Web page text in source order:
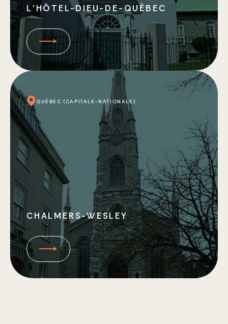
L’HÔTEL-DIEU-DE-QUÉBEC
QUÉBEC (CAPITALE-NATIONALE)
CHALMERS-WESLEY